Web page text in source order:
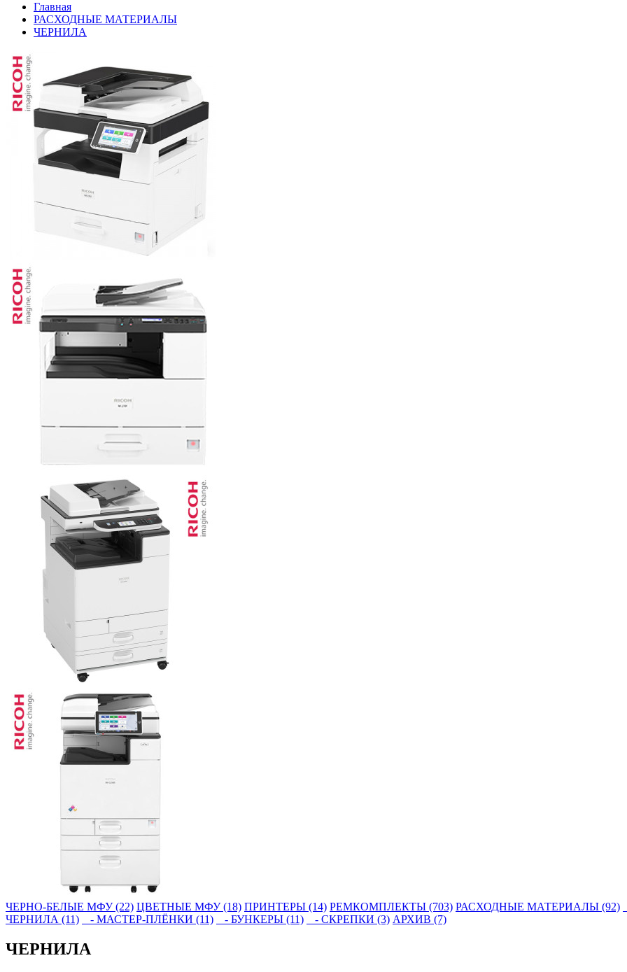
Главная
РАСХОДНЫЕ МАТЕРИАЛЫ
ЧЕРНИЛА
ЧЕРНО-БЕЛЫЕ МФУ (22) ЦВЕТНЫЕ МФУ (18) ПРИНТЕРЫ (14) РЕМКОМПЛЕКТЫ (703) РАСХОДНЫЕ МАТЕРИАЛЫ (92)
ЧЕРНИЛА (11)
- МАСТЕР-ПЛЁНКИ (11) - БУНКЕРЫ (11) - СКРЕПКИ (3) АРХИВ (7)
ЧЕРНИЛА